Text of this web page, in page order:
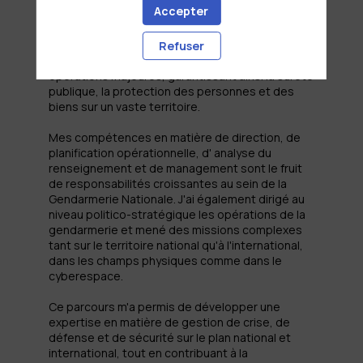
pour la zone de défense et de sécurité Est,
supervisant plus de 20 000 collaborateurs et la
gestion d'un budget significatif. Ma mission est la
sécurisation, la planification et la conduite des
opérations majeures, garantissant ainsi la sûreté
publique, la protection des personnes et des
biens sur un vaste territoire.
Mes compétences en matière de direction, de
planification opérationnelle, d' analyse du
renseignement et de management sont le fruit
de responsabilités croissantes au sein de la
Gendarmerie Nationale. J'ai également dirigé au
niveau politico-stratégique les opérations de la
gendarmerie et mené des missions complexes
tant sur le territoire national qu'à l'international,
dans les champs physiques comme dans le
cyberespace.
Ce parcours m'a permis de développer une
expertise en matière de gestion de crise, de
défense et de sécurité sur le plan national et
international, tout en contribuant à la
Accepter
Refuser